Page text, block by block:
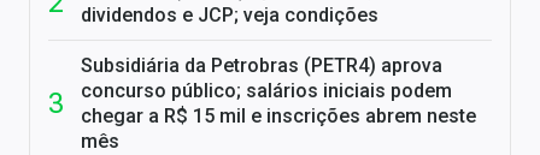
dividendos e JCP; veja condições
Subsidiária da Petrobras (PETR4) aprova
concurso público; salários iniciais podem
chegar a R$ 15 mil e inscrições abrem neste
mês